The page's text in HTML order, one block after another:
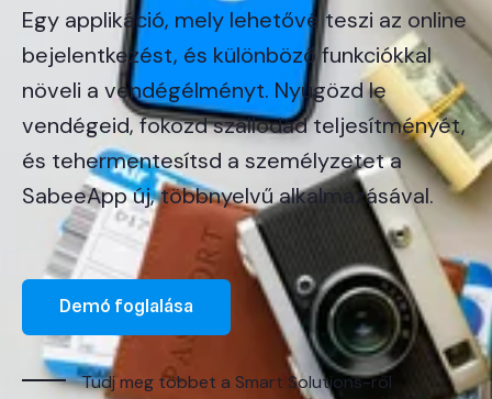
Egy applikáció, mely lehetővé teszi az online
bejelentkezést, és különböző funkciókkal
növeli a vendégélményt. Nyűgözd le
vendégeid, fokozd szállodád teljesítményét,
és tehermentesítsd a személyzetet a
SabeeApp új, többnyelvű alkalmazásával.
Demó foglalása
Tudj meg többet a Smart Solutions-ről